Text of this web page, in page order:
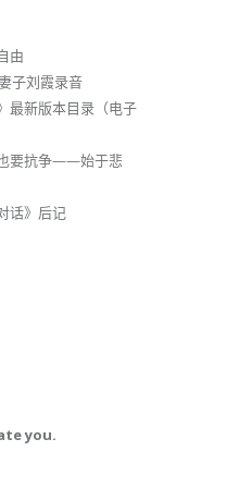
由
子刘霞录音
最新版本目录（电子
要抗争——始于悲
话》后记
you.